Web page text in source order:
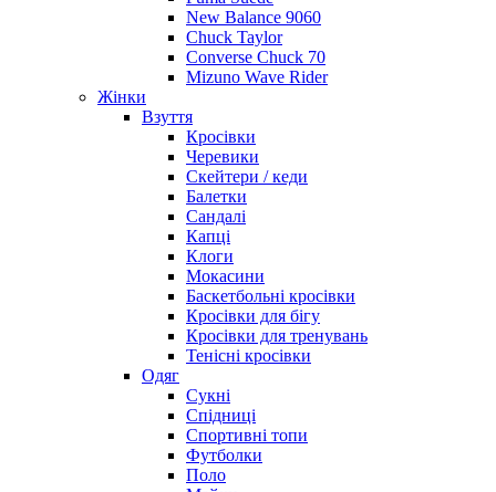
New Balance 9060
Chuck Taylor
Converse Chuck 70
Mizuno Wave Rider
Жінки
Взуття
Кросівки
Черевики
Скейтери / кеди
Балетки
Сандалі
Капці
Клоги
Мокасини
Баскетбольні кросівки
Кросівки для бігу
Кросівки для тренувань
Тенісні кросівки
Одяг
Сукні
Спідниці
Спортивні топи
Футболки
Поло